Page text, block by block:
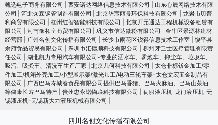
甄选电子商务有限公司
西安诺达网络信息技术有限公司
山东心晟网络技术有限
公司
河北众森钢管制造有限公司 北京华宸丽景环保科技有限公司
龙岩市贝普
利商贸有限公司
杭州红智智能科技有限公司
北京开元通达工程机械设备租赁有
限公司
河南豫柘皇商贸有限公司 巩义市信达微粉有限公司
金牛区景源林建材
经营部
广州名创文化传播有限公司 长沙市雨花区锐得信息技术工作室
饶平县
余府食品贸易有限公司
深圳市汇德顺科技有限公司
柳州牙卫士医疗管理有限责
任公司
湖北凯力专用汽车有限公司-专业的洒水车、雾炮车、抑尘车、垃圾车、
吸污、吸粪车、清洗车生产厂家
北京几何科技有限公司
太仓非标钣金加工/零
件加工/机箱外壳加工/小型展示架/激光加工/电动三轮车架-太仓文宏五金制品有
限公司
广西巴马寿城春食品有限公司提供巴马香猪、巴马火麻油、巴马山茶油
等健康长寿巴马特产
贵州忠永诺物联科技有限公司
伺服液压机_龙门液压机_无
锡液压机-无锡新大力液压机械有限公司
四川名创文化传播有限公司